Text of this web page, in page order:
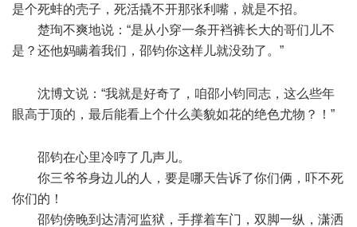
是个死蚌的壳子，死活撬不开那张利嘴，就是不招。
楚珣不爽地说：“是从小穿一条开裆裤长大的哥们儿不
是？还他妈瞒着我们，邵钧你这样儿就没劲了。”
沈博文说：“我就是好奇了，咱邵小钧同志，这么些年
眼高于顶的，最后能看上个什么美貌如花的绝色尤物？！”
邵钧在心里冷哼了几声儿。
你三爷爷身边儿的人，要是哪天告诉了你们俩，吓不死
你们的！
邵钧傍晚到达清河监狱，手撑着车门，双脚一纵，潇洒